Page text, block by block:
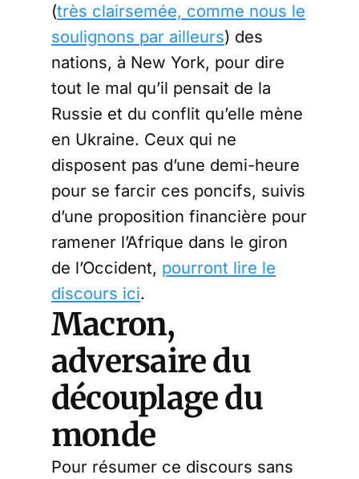
(très clairsemée, comme nous le
soulignons par ailleurs) des
nations, à New York, pour dire
tout le mal qu’il pensait de la
Russie et du conflit qu’elle mène
en Ukraine. Ceux qui ne
disposent pas d’une demi-heure
pour se farcir ces poncifs, suivis
d’une proposition financière pour
ramener l’Afrique dans le giron
de l’Occident, pourront lire le
discours ici.
Macron,
adversaire du
découplage du
monde
Pour résumer ce discours sans